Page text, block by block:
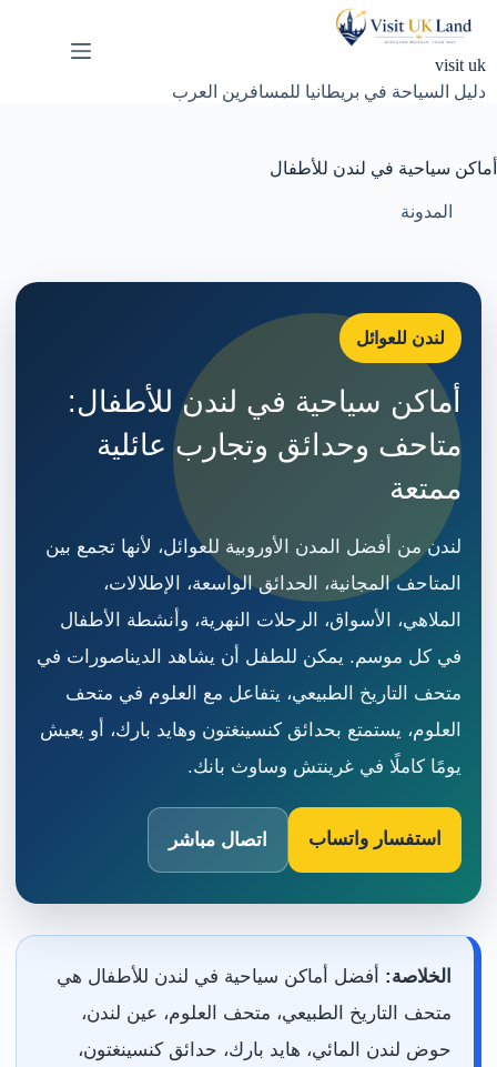
visit uk
دليل السياحة في بريطانيا للمسافرين العرب
أماكن سياحية في لندن للأطفال
المدونة
لندن للعوائل
أماكن سياحية في لندن للأطفال:
متاحف وحدائق وتجارب عائلية
ممتعة
لندن من أفضل المدن الأوروبية للعوائل، لأنها تجمع بين
المتاحف المجانية، الحدائق الواسعة، الإطلالات،
الملاهي، الأسواق، الرحلات النهرية، وأنشطة الأطفال
في كل موسم. يمكن للطفل أن يشاهد الديناصورات في
متحف التاريخ الطبيعي، يتفاعل مع العلوم في متحف
العلوم، يستمتع بحدائق كنسينغتون وهايد بارك، أو يعيش
يومًا كاملًا في غرينتش وساوث بانك.
استفسار واتساب اتصال مباشر
الخلاصة: أفضل أماكن سياحية في لندن للأطفال هي
متحف التاريخ الطبيعي، متحف العلوم، عين لندن،
حوض لندن المائي، هايد بارك، حدائق كنسينغتون،